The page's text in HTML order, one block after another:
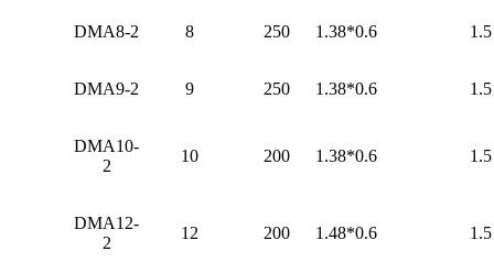
DMA8-2 8 250 1.38*0.6 1.5
DMA9-2 9 250 1.38*0.6 1.5
DMA10-
2
10 200 1.38*0.6 1.5
DMA12-
2
12 200 1.48*0.6 1.5